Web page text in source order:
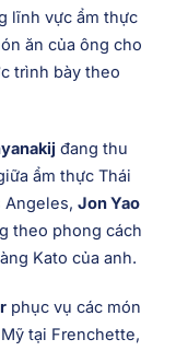
lĩnh vực ẩm thực
ăn của ông cho
trình bày theo
đang thu
ẩm thực Thái
Angeles, Jon Yao
theo phong cách
Kato của anh.
phục vụ các món
tại Frenchette,